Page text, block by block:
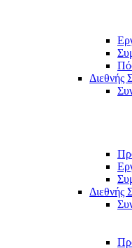
Διεθνής
Διεθνής